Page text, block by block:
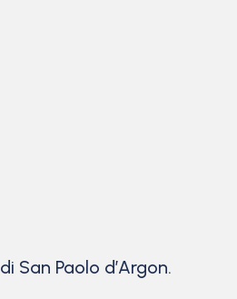
di San Paolo d’Argon.